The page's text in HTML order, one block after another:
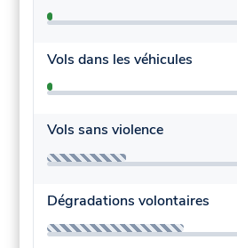
Vols dans les véhicules
Vols sans violence
Dégradations volontaires